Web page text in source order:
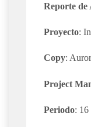
Reporte de
Proyecto:
Copy:
Project
Periodo: 16